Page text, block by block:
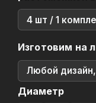
4 шт / 1
Изготовим на
Любой
Диаметр